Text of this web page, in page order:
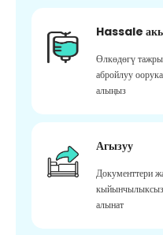
Hassale
Өлкөдөгү
абройлуу
алыңыз
Агызуу
Документтери
кыйынчылыксыз
алынат